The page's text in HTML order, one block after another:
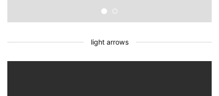
light arrows